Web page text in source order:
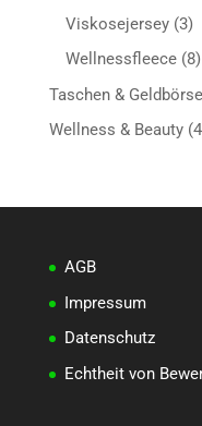
Produkte
Viskosejersey 33
Wellnessfleece 88
Taschen &
Wellness & Beauty 4
AGB
Impressum
Datenschutz
Echtheit von